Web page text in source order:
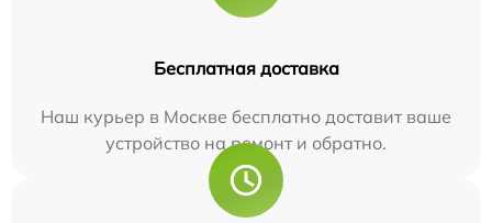
Бесплатная доставка
Наш курьер в Москве бесплатно доставит ваше
устройство на ремонт и обратно.